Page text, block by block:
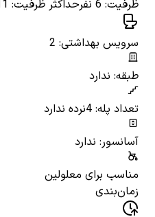
ظرفیت: 6 نفر حداکثر ظرفیت: 11 نفر
سرویس بهداشتی: 2
طبقه: ندارد
تعداد پله: 4
نرده ندارد
آسانسور: ندارد
مناسب برای معلولین
زمان‌بندی